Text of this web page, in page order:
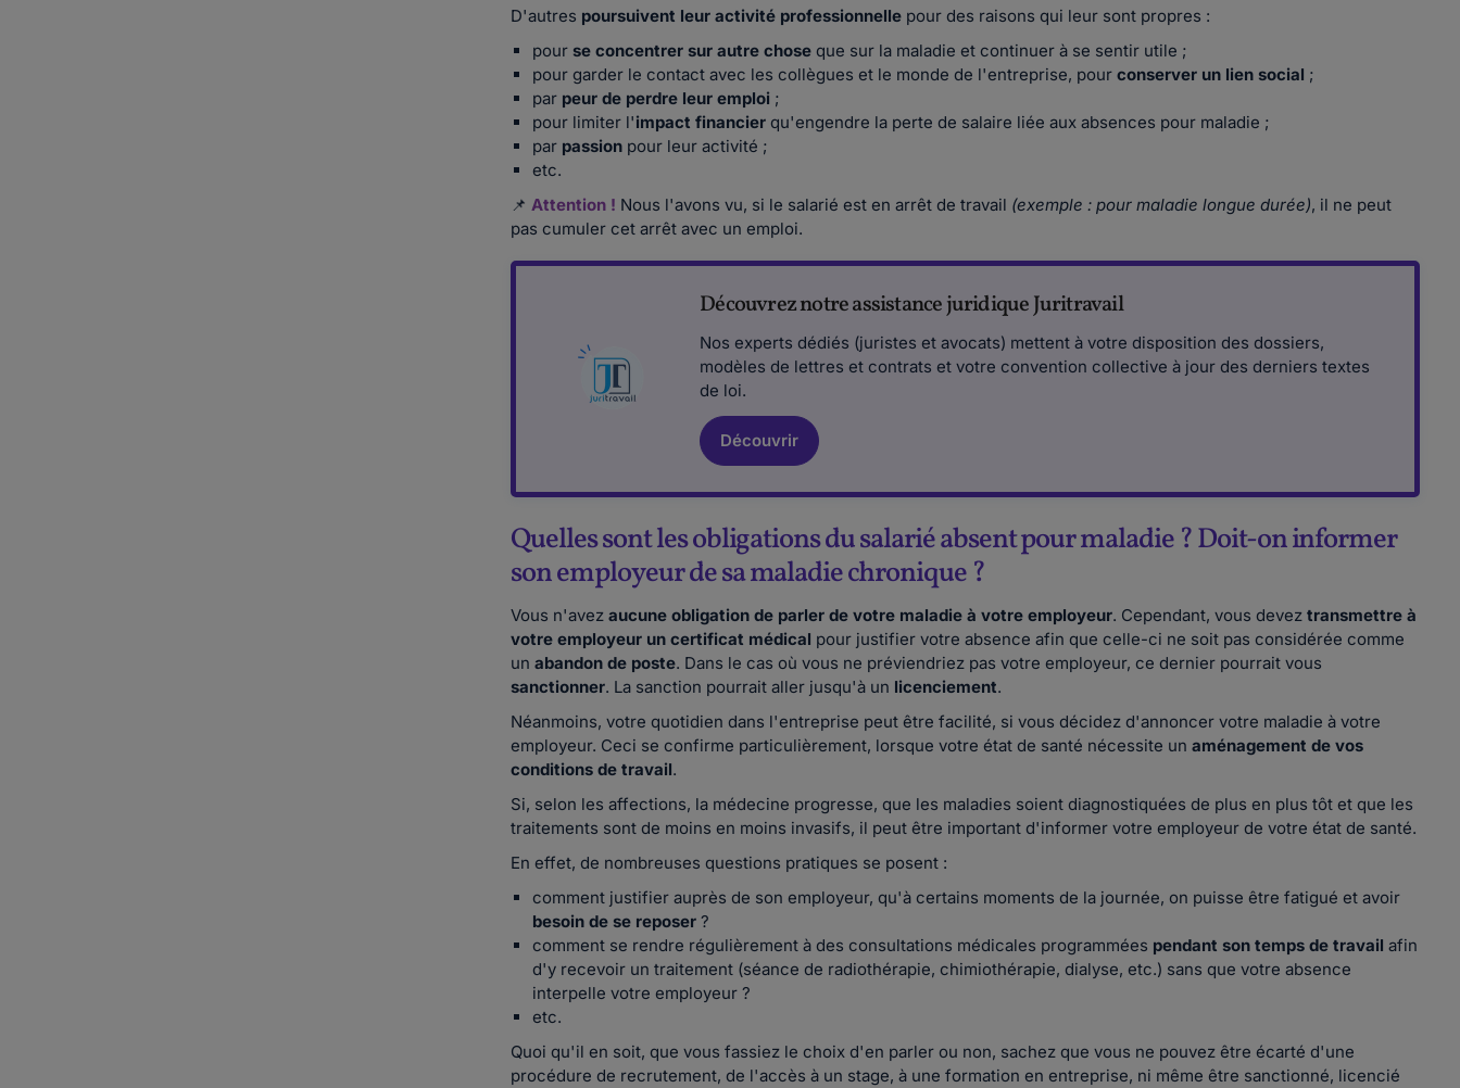
D'autres poursuivent leur activité professionnelle pour des raisons qui leur sont propres :
pour se concentrer sur autre chose que sur la maladie et continuer à se sentir utile ;
pour garder le contact avec les collègues et le monde de l'entreprise, pourconserver un lien social ;
par peur de perdre leur emploi ;
pour limiter l'impact financier qu'engendre la perte de salaire liée aux absences pour maladie ;
par passion pour leur activité ;
etc.
📌Attention ! Nous l'avons vu, si le salarié est en arrêt de travail (exemple : pour maladie longue durée), il ne peut
pas cumuler cet arrêt avec un emploi.
Découvrez notre assistance juridique Juritravail
Nos experts dédiés (juristes et avocats) mettent à votre disposition des dossiers,
modèles de lettres et contrats et votre convention collective à jour des derniers textes
de loi.
Découvrir
Quelles sont les obligations du salarié absent pour maladie ? Doit-on informer
son employeur de sa maladie chronique ?
Vous n'avezaucune obligation de parler de votre maladie à votre employeur. Cependant, vous devez transmettre à
votre employeur un certificat médical pour justifier votre absence afin que celle-ci ne soit pas considérée comme
unabandon de poste. Dans le cas où vous ne préviendriez pas votre employeur, ce dernier pourrait vous
sanctionner. La sanction pourrait aller jusqu'à un licenciement.
Néanmoins, votre quotidien dans l'entreprise peut être facilité, si vous décidez d'annoncer votre maladie à votre
employeur. Ceci se confirme particulièrement, lorsque votre état de santé nécessite unaménagement de vos
conditions de travail.
Si, selon les affections, la médecine progresse, que les maladies soient diagnostiquées de plus en plus tôt et que les
traitements sont de moins en moins invasifs, il peut être important d'informer votre employeur de votre état de santé.
En effet, de nombreuses questions pratiques se posent :
comment justifier auprès de son employeur, qu'à certains moments de la journée, on puisse être fatigué et avoir
besoin de se reposer ?
comment se rendre régulièrement à des consultations médicales programmées pendant son temps de travail afin
d'y recevoir un traitement (séance de radiothérapie, chimiothérapie, dialyse, etc.) sans que votre absence
interpelle votre employeur ?
etc.
Quoi qu'il en soit, que vous fassiez le choix d'en parler ou non, sachez que vous ne pouvez être écarté d'une
procédure de recrutement, de l'accès à un stage, à une formation en entreprise, ni même être sanctionné, licencié